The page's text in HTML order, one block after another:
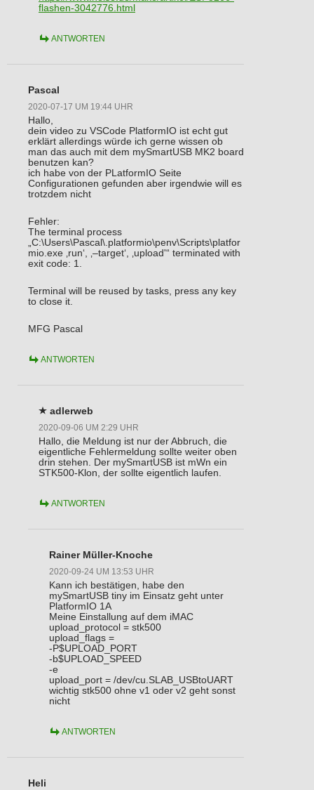
flashen-3042776.html
ANTWORTEN
Pascal
2020-07-17 UM 19:44 UHR
Hallo,
dein video zu VSCode PlatformIO ist echt gut
erklärt allerdings würde ich gerne wissen ob
man das auch mit dem mySmartUSB MK2 board
benutzen kan?
ich habe von der PLatformIO Seite
Configurationen gefunden aber irgendwie will es
trotzdem nicht
Fehler:
The terminal process
„C:\Users\Pascal\.platformio\penv\Scripts\platfor
mio.exe ‚run‘, ‚–target‘, ‚upload'“ terminated with
exit code: 1.
Terminal will be reused by tasks, press any key
to close it.
MFG Pascal
ANTWORTEN
adlerweb
2020-09-06 UM 2:29 UHR
Hallo, die Meldung ist nur der Abbruch, die
eigentliche Fehlermeldung sollte weiter oben
drin stehen. Der mySmartUSB ist mWn ein
STK500-Klon, der sollte eigentlich laufen.
ANTWORTEN
Rainer Müller-Knoche
2020-09-24 UM 13:53 UHR
Kann ich bestätigen, habe den
mySmartUSB tiny im Einsatz geht unter
PlatformIO 1A
Meine Einstallung auf dem iMAC
upload_protocol = stk500
upload_flags =
-P$UPLOAD_PORT
-b$UPLOAD_SPEED
-e
upload_port = /dev/cu.SLAB_USBtoUART
wichtig stk500 ohne v1 oder v2 geht sonst
nicht
ANTWORTEN
Heli